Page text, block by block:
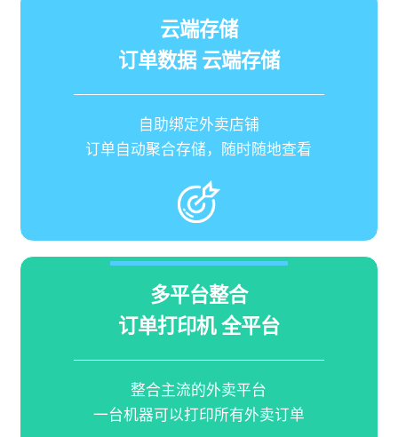
云端存储
订单数据 云端存储
自助绑定外卖店铺
订单自动聚合存储，随时随地查看
多平台整合
订单打印机 全平台
整合主流的外卖平台
一台机器可以打印所有外卖订单